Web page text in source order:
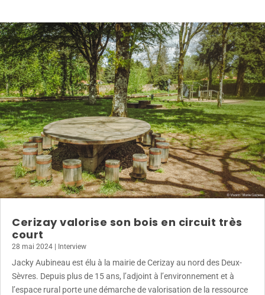
Cerizay valorise son bois en circuit très
court
28 mai 2024 Interview
Jacky Aubineau est élu à la mairie de Cerizay au nord des Deux-
Sèvres. Depuis plus de 15 ans, l’adjoint à l’environnement et à
l’espace rural porte une démarche de valorisation de la ressource